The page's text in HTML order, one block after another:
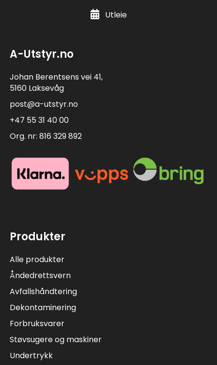
Utleie
A-Utstyr.no
Johan Berentsens vei 41,
5160 Laksevåg
post@a-utstyr.no
+47 55 31 40 00
Org. nr: 816 329 892
Produkter
Alle produkter
Åndedrettsvern
Avfallshåndtering
Dekontaminering
Forbruksvarer
Støvsugere og maskiner
Undertrykk